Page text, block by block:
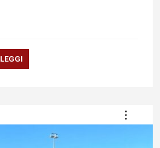
LEGGI